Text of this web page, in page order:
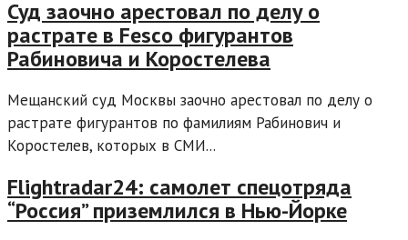
Суд заочно арестовал по делу о
растрате в Fesco фигурантов
Рабиновича и Коростелева
Мещанский суд Москвы заочно арестовал по делу о
растрате фигурантов по фамилиям Рабинович и
Коростелев, которых в СМИ...
Flightradar24: самолет спецотряда
“Россия” приземлился в Нью-Йорке